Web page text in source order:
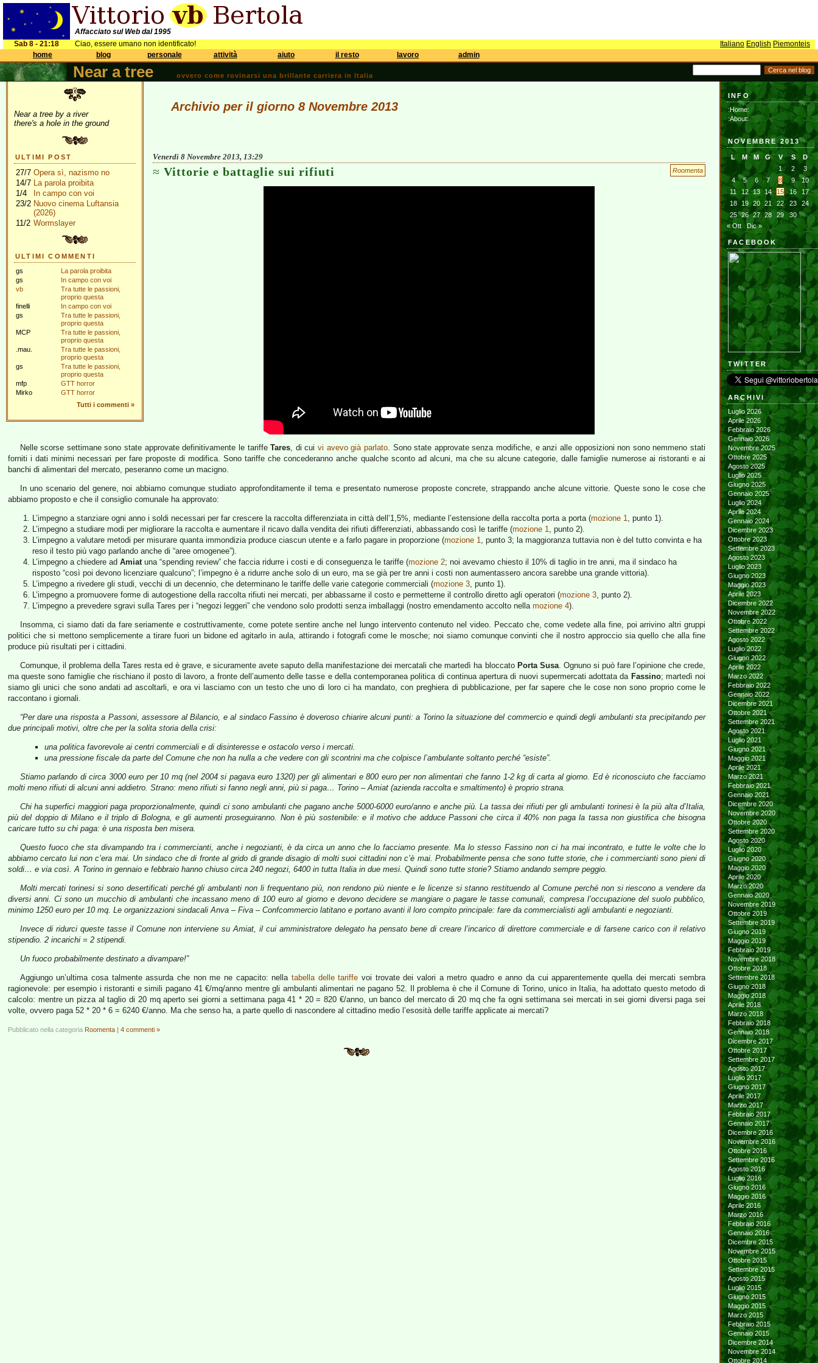
Affacciato sul Web dal 1995
Sab 8 - 21:18
Ciao, essere umano non identificato! Italiano English Piemonteis
home
blog personale attività aiuto il resto lavoro admin
Near a tree ovvero come rovinarsi una brillante carriera in Italia
Near a tree by a river
there's a hole in the ground
ULTIMI POST
27/7 Opera sì, nazismo no
14/7 La parola proibita
1/4
In campo con voi
23/2 Nuovo cinema Luftansia
(2026)
11/2 Wormslayer
ULTIMI COMMENTI
gs
La parola proibita
gs
In campo con voi
vb
Tra tutte le passioni,
proprio questa
finelli
In campo con voi
gs
Tra tutte le passioni,
proprio questa
MCP
Tra tutte le passioni,
proprio questa
.mau.
Tra tutte le passioni,
proprio questa
gs
Tra tutte le passioni,
proprio questa
mfp
GTT horror
Mirko
GTT horror
Tutti i commenti »
Archivio per il giorno 8 Novembre 2013
Venerdì 8 Novembre 2013, 13:29
Roomenta
Vittorie e battaglie sui rifiuti
Nelle scorse settimane sono state approvate definitivamente le tariffeTares, di cui vi avevo già parlato. Sono state approvate senza modifiche, e anzi alle opposizioni non sono nemmeno stati
forniti i dati minimi necessari per fare proposte di modifica. Sono tariffe che concederanno anche qualche sconto ad alcuni, ma che su alcune categorie, dalle famiglie numerose ai ristoranti e ai
banchi di alimentari del mercato, peseranno come un macigno.
In uno scenario del genere, noi abbiamo comunque studiato approfonditamente il tema e presentato numerose proposte concrete, strappando anche alcune vittorie. Queste sono le cose che
abbiamo proposto e che il consiglio comunale ha approvato:
L’impegno a stanziare ogni anno i soldi necessari per far crescere la raccolta differenziata in città dell’1,5%, mediante l’estensione della raccolta porta a porta (mozione 1, punto 1).
L’impegno a studiare modi per migliorare la raccolta e aumentare il ricavo dalla vendita dei rifiuti differenziati, abbassando così le tariffe (mozione 1, punto 2).
L’impegno a valutare metodi per misurare quanta immondizia produce ciascun utente e a farlo pagare in proporzione (mozione 1, punto 3; la maggioranza tuttavia non è del tutto convinta e ha
reso il testo più vago parlando anche di “aree omogenee”).
L’impegno a chiedere ad Amiatuna “spending review” che faccia ridurre i costi e di conseguenza le tariffe (mozione 2; noi avevamo chiesto il 10% di taglio in tre anni, ma il sindaco ha
risposto “così poi devono licenziare qualcuno”; l’impegno è a ridurre anche solo di un euro, ma se già per tre anni i costi non aumentassero ancora sarebbe una grande vittoria).
L’impegno a rivedere gli studi, vecchi di un decennio, che determinano le tariffe delle varie categorie commerciali (mozione 3, punto 1).
L’impegno a promuovere forme di autogestione della raccolta rifiuti nei mercati, per abbassarne il costo e permetterne il controllo diretto agli operatori (mozione 3, punto 2).
L’impegno a prevedere sgravi sulla Tares per i “negozi leggeri” che vendono solo prodotti senza imballaggi (nostro emendamento accolto nella mozione 4).
Insomma, ci siamo dati da fare seriamente e costruttivamente, come potete sentire anche nel lungo intervento contenuto nel video. Peccato che, come vedete alla fine, poi arrivino altri gruppi
politici che si mettono semplicemente a tirare fuori un bidone ed agitarlo in aula, attirando i fotografi come le mosche; noi siamo comunque convinti che il nostro approccio sia quello che alla fine
produce più risultati per i cittadini.
Comunque, il problema della Tares resta ed è grave, e sicuramente avete saputo della manifestazione dei mercatali che martedì ha bloccato Porta Susa. Ognuno si può fare l’opinione che crede,
ma queste sono famiglie che rischiano il posto di lavoro, a fronte dell’aumento delle tasse e della contemporanea politica di continua apertura di nuovi supermercati adottata da Fassino; martedì noi
siamo gli unici che sono andati ad ascoltarli, e ora vi lasciamo con un testo che uno di loro ci ha mandato, con preghiera di pubblicazione, per far sapere che le cose non sono proprio come le
raccontano i giornali.
“Per dare una risposta a Passoni, assessore al Bilancio, e al sindaco Fassino è doveroso chiarire alcuni punti: a Torino la situazione del commercio e quindi degli ambulanti sta precipitando per
due principali motivi, oltre che per la solita storia della crisi:
una politica favorevole ai centri commerciali e di disinteresse e ostacolo verso i mercati.
una pressione fiscale da parte del Comune che non ha nulla a che vedere con gli scontrini ma che colpisce l’ambulante soltanto perché “esiste”.
Stiamo parlando di circa 3000 euro per 10 mq (nel 2004 si pagava euro 1320) per gli alimentari e 800 euro per non alimentari che fanno 1-2 kg di carta al giorno. Ed è riconosciuto che facciamo
molti meno rifiuti di alcuni anni addietro. Strano: meno rifiuti si fanno negli anni, più si paga… Torino – Amiat (azienda raccolta e smaltimento) è proprio strana.
Chi ha superfici maggiori paga proporzionalmente, quindi ci sono ambulanti che pagano anche 5000-6000 euro/anno e anche più.La tassa dei rifiuti per gli ambulanti torinesi è la più alta d’Italia,
più del doppio di Milano e il triplo di Bologna, e gli aumenti proseguiranno. Non è più sostenibile: e il motivo che adduce Passoni che circa il 40% non paga la tassa non giustifica che bisogna
caricare tutto su chi paga: è una risposta ben misera.
Questo fuoco che sta divampando tra i commercianti, anche i negozianti, è da circa un anno che lo facciamo presente. Ma lo stesso Fassino non ci ha mai incontrato, e tutte le volte che lo
abbiamo cercato lui non c’era mai. Un sindaco che di fronte al grido di grande disagio di molti suoi cittadini non c’è mai. Probabilmente pensa che sono tutte storie, che i commercianti sono pieni di
soldi… e via così.A Torino in gennaio e febbraio hanno chiuso circa 240 negozi, 6400 in tutta Italia in due mesi. Quindi sono tutte storie? Stiamo andando sempre peggio.
Molti mercati torinesi si sono desertificati perché gli ambulanti non li frequentano più, non rendono più niente e le licenze si stanno restituendo al Comune perché non si riescono a vendere da
diversi anni. Ci sono un mucchio di ambulanti che incassano meno di 100 euro al giorno e devono decidere se mangiare o pagare le tasse comunali, compresa l’occupazione del suolo pubblico,
minimo 1250 euro per 10 mq. Le organizzazioni sindacali Anva – Fiva – Confcommercio latitano e portano avanti il loro compito principale: fare da commercialisti agli ambulanti e negozianti.
Invece di ridurci queste tasse il Comune non interviene su Amiat, il cui amministratore delegato ha pensato bene di creare l’incarico di direttore commerciale e di farsene carico con il relativo
stipendio. 2 incarichi = 2 stipendi.
Un fuoco probabilmente destinato a divampare!”
Aggiungo un’ultima cosa talmente assurda che non me ne capacito: nella tabella delle tariffe voi trovate dei valori a metro quadro e anno da cui apparentemente quella dei mercati sembra
ragionevole: per esempio i ristoranti e simili pagano 41 €/mq/anno mentre gli ambulanti alimentari ne pagano 52. Il problema è che il Comune di Torino, unico in Italia, ha adottato questo metodo di
calcolo: mentre un pizza al taglio di 20 mq aperto sei giorni a settimana paga 41 * 20 = 820 €/anno, un banco del mercato di 20 mq che fa ogni settimana sei mercati in sei giorni diversi paga sei
volte, ovvero paga 52 * 20 * 6 = 6240 €/anno. Ma che senso ha, a parte quello di nascondere al cittadino medio l’esosità delle tariffe applicate ai mercati?
Pubblicato nella categoria Roomenta | 4 commenti »
INFO
:Home:
:About:
NOVEMBRE 2013
L M M G V S
D
1
2
3
4
5 6 7 8 9
10
11
12 13 14 15 16
17
18
19 20 21 22 23
24
25 26 27 28 29
30
« Ott
Dic »
FACEBOOK
TWITTER
ARCHIVI
Luglio 2026
Aprile 2026
Febbraio 2026
Gennaio 2026
Novembre 2025
Ottobre 2025
Agosto 2025
Luglio 2025
Giugno 2025
Gennaio 2025
Luglio 2024
Aprile 2024
Gennaio 2024
Dicembre 2023
Ottobre 2023
Settembre 2023
Agosto 2023
Luglio 2023
Giugno 2023
Maggio 2023
Aprile 2023
Dicembre 2022
Novembre 2022
Ottobre 2022
Settembre 2022
Agosto 2022
Luglio 2022
Giugno 2022
Aprile 2022
Marzo 2022
Febbraio 2022
Gennaio 2022
Dicembre 2021
Ottobre 2021
Settembre 2021
Agosto 2021
Luglio 2021
Giugno 2021
Maggio 2021
Aprile 2021
Marzo 2021
Febbraio 2021
Gennaio 2021
Dicembre 2020
Novembre 2020
Ottobre 2020
Settembre 2020
Agosto 2020
Luglio 2020
Giugno 2020
Maggio 2020
Aprile 2020
Marzo 2020
Gennaio 2020
Novembre 2019
Ottobre 2019
Settembre 2019
Giugno 2019
Maggio 2019
Febbraio 2019
Novembre 2018
Ottobre 2018
Settembre 2018
Giugno 2018
Maggio 2018
Aprile 2018
Marzo 2018
Febbraio 2018
Gennaio 2018
Dicembre 2017
Ottobre 2017
Settembre 2017
Agosto 2017
Luglio 2017
Giugno 2017
Aprile 2017
Marzo 2017
Febbraio 2017
Gennaio 2017
Dicembre 2016
Novembre 2016
Ottobre 2016
Settembre 2016
Agosto 2016
Luglio 2016
Giugno 2016
Maggio 2016
Aprile 2016
Marzo 2016
Febbraio 2016
Gennaio 2016
Dicembre 2015
Novembre 2015
Ottobre 2015
Settembre 2015
Agosto 2015
Luglio 2015
Giugno 2015
Maggio 2015
Marzo 2015
Febbraio 2015
Gennaio 2015
Dicembre 2014
Novembre 2014
Ottobre 2014